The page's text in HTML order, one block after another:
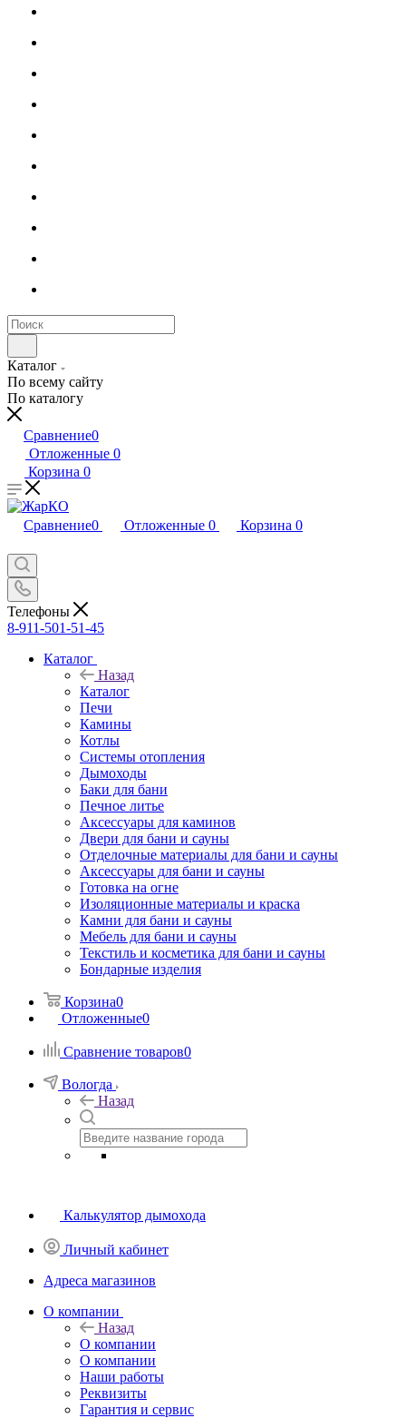
Каталог
По всему сайту
По каталогу
Сравнение0
Отложенные 0
Корзина 0
Сравнение0 Отложенные 0 Корзина 0
Телефоны
8-911-501-51-45
Каталог
Назад
Каталог
Печи
Камины
Котлы
Системы отопления
Дымоходы
Баки для бани
Печное литье
Аксессуары для каминов
Двери для бани и сауны
Отделочные материалы для бани и сауны
Аксессуары для бани и сауны
Готовка на огне
Изоляционные материалы и краска
Камни для бани и сауны
Мебель для бани и сауны
Текстиль и косметика для бани и сауны
Бондарные изделия
Корзина0
Отложенные0
Сравнение товаров0
Вологда
Назад
Калькулятор дымохода
Личный кабинет
Адреса магазинов
O компании
Назад
O компании
О компании
Наши работы
Реквизиты
Гарантия и сервис